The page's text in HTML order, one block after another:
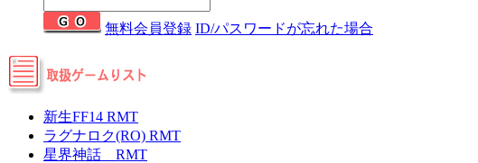
無料会員登録 ID/パスワードが忘れた場合
新生FF14 RMT
ラグナロク(RO) RMT
星界神話 RMT